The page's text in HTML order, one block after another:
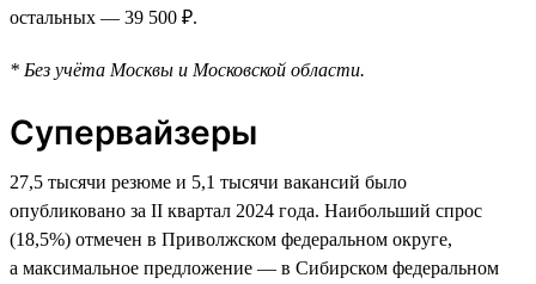
остальных — 39 500 ₽.
* Без учёта Москвы и Московской области.
Супервайзеры
27,5 тысячи резюме и 5,1 тысячи вакансий было
опубликовано за II квартал 2024 года. Наибольший спрос
(18,5%) отмечен в Приволжском федеральном округе,
а максимальное предложение — в Сибирском федеральном